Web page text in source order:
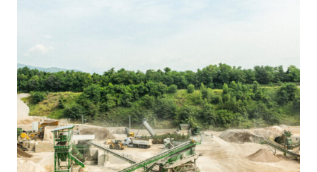
PRODOTTI
Ghiaie
Ghiaini Tondi
Materiali Naturali